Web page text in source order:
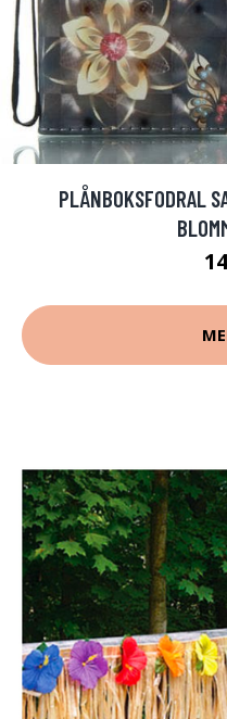
PLÅNBOKSFODRAL